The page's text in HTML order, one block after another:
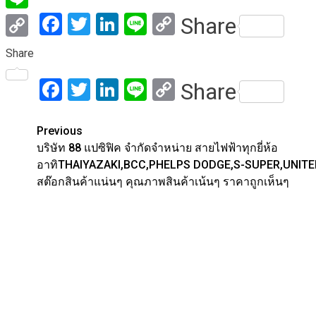
Facebook
Twitter
LinkedIn
LineCopy
Share
Facebook
Twitter
LinkedIn
LineCopy
Share
Post
navigation
Previous
บริษัท 88 แปซิฟิค จำกัดจำหน่าย สายไฟฟ้าทุกยี่ห้อ
อาทิTHAIYAZAKI,BCC,PHELPS DODGE,S-
สต๊อกสินค้าแน่นๆ คุณภาพสินค้าเน้นๆ ราคาถูกเห็นๆ
Line
Copy
Link
Share